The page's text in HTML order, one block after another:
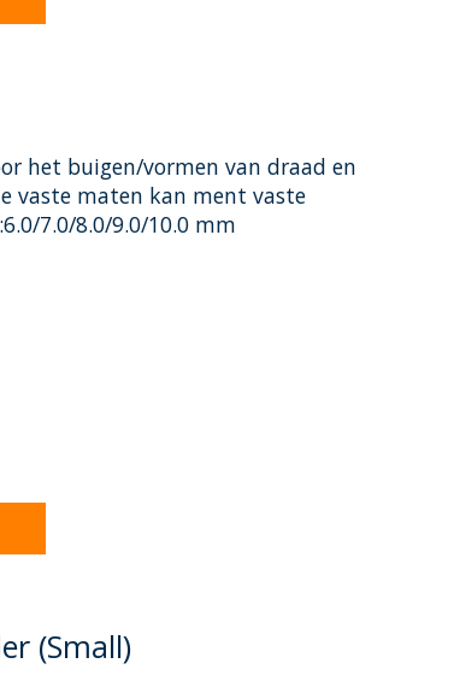
het buigen/vormen van draad en
vaste maten kan ment vaste
7.0/8.0/9.0/10.0 mm
(Small)